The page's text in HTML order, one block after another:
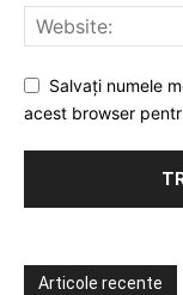
Salvați numele
acest browser
Articole recente